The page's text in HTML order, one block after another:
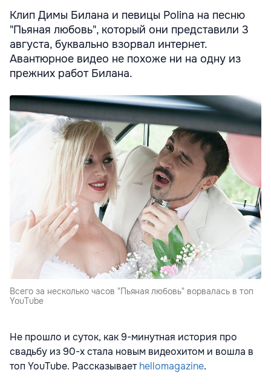
Клип Димы Билана и певицы Polina на песню
"Пьяная любовь", который они представили 3
августа, буквально взорвал интернет.
Авантюрное видео не похоже ни на одну из
прежних работ Билана.
Всего за несколько часов "Пьяная любовь" ворвалась в топ
YouTube
Не прошло и суток, как 9-минутная история про
свадьбу из 90-х стала новым видеохитом и вошла в
топ YouTube. Рассказываетhellomagazine.